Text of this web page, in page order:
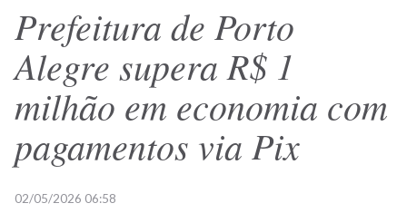
Prefeitura de Porto
Alegre supera R$ 1
milhão em economia com
pagamentos via Pix
02/05/2026 06:58